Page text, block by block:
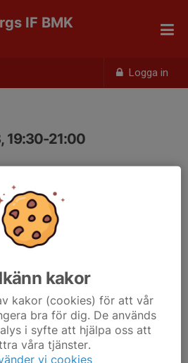
Logga in
IF BMK
19:30-21:00
kakor
kakor (cookies) för att vår
bra för dig. De används
i syfte att hjälpa oss att
våra tjänster.
vi cookies